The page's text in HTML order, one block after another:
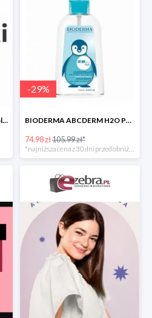
Wiosenne porządki w ezebra.pl do -30%
-29%
BIODERMA ABCDERM H2O PŁYN MICELARNY DLA DZIECI -29%
74.98 zł105.99 zł*
*najniższa cena z 30 dni przed obniżką